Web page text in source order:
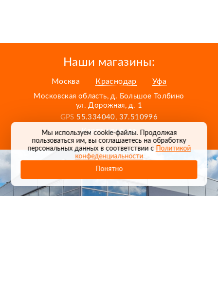
Наши магазины:
Москва Краснодар Уфа
Московская область, д. Большое Толбино
ул. Дорожная, д. 1
GPS 55.334040, 37.510996
Карта проезда
Мы используем cookie-файлы. Продолжая
пользоваться им, вы соглашаетесь на обработку
персональных данных в соответствии сПолитикой
конфеденциальности
Понятно